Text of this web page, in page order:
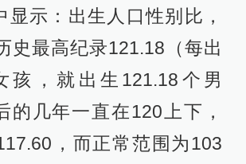
显示：出生人口性别比，
史最高纪录121.18（每出
孩，就出生121.18个男
的几年一直在120上下，
，而正常范围为103